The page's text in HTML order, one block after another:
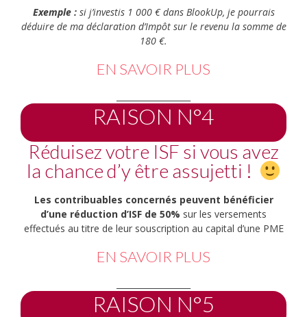
Exemple :si j’investis 1 000 € dans BlookUp, je pourrais
déduire de ma déclaration d’Impôt sur le revenu la somme de
180 €.
EN SAVOIR PLUS
RAISON N°4
Réduisez votre ISF si vous avez
la chance d’y être assujetti !
Les contribuables concernés peuvent bénéficier
d’une réduction d’ISF de 50% sur les versements
effectués au titre de leur souscription au capital d’une PME
EN SAVOIR PLUS
RAISON N°5